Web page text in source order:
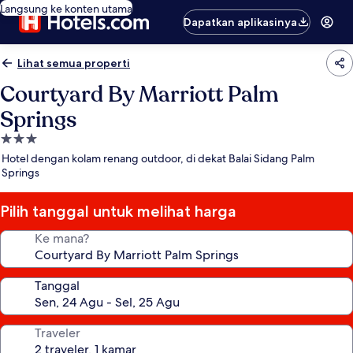
Langsung ke konten utama
Dapatkan aplikasinya
Lihat semua properti
Courtyard By Marriott Palm
Springs
Properti
bintang
3.0
Hotel dengan kolam renang outdoor, di dekat Balai Sidang Palm
Springs
Pilih tanggal untuk melihat harga
Ke mana?
Tanggal
Traveler